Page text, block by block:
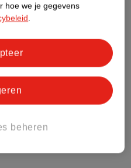
heeft (nog) geen Nature
hoe we je gegevens
.
beheren